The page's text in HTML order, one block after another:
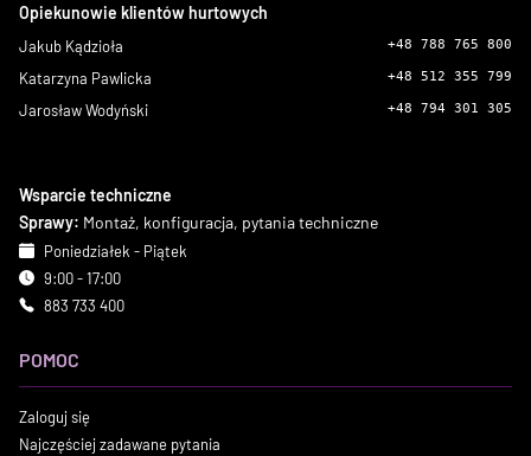
Opiekunowie klientów hurtowych
Jakub Kądzioła +48 788 765 800
Katarzyna Pawlicka +48 512 355 799
Jarosław Wodyński +48 794 301 305
Wsparcie techniczne
Sprawy: Montaż, konfiguracja, pytania techniczne
Poniedziałek - Piątek
9:00 - 17:00
883 733 400
POMOC
Zaloguj się
Najczęściej zadawane pytania